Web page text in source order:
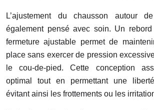
L’ajustement du chausson autour
également pensé avec soin. Un
fermeture ajustable permet de
place sans exercer de pression
le cou-de-pied. Cette conception
optimal tout en permettant une
évitant ainsi les frottements ou les